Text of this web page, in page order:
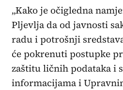
„Kako je očigledna
Pljevlja da od javnosti
radu i potrošnji
će pokrenuti postupke
zaštitu ličnih podataka i
informacijama i